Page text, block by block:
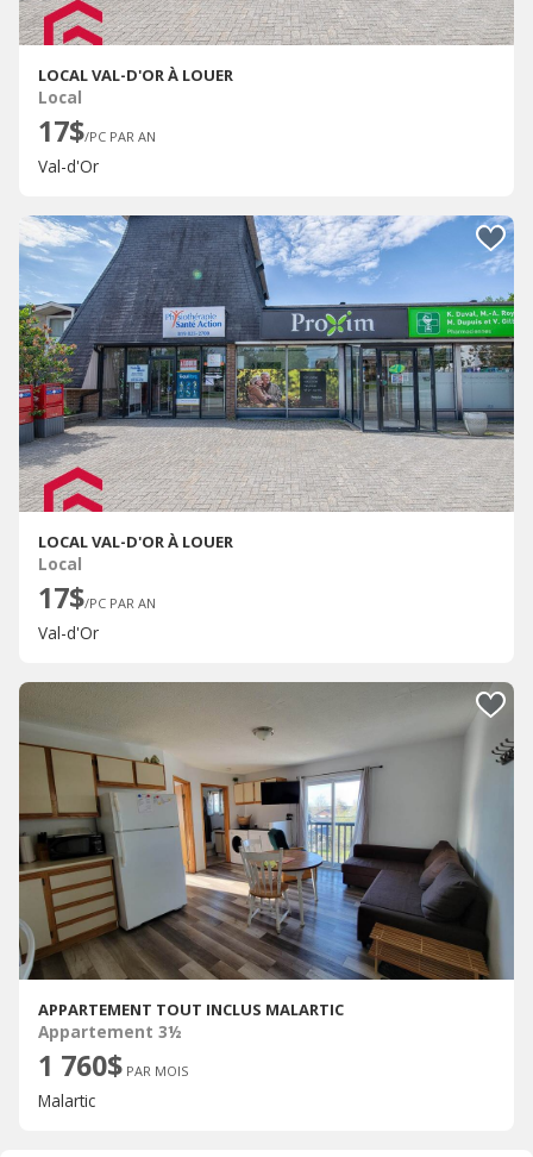
LOCAL VAL-D'OR À LOUER
Local
17$/PC PAR AN
Val-d'Or
LOCAL VAL-D'OR À LOUER
Local
17$/PC PAR AN
Val-d'Or
APPARTEMENT TOUT INCLUS MALARTIC
Appartement 3½
1 760$ PAR MOIS
Malartic